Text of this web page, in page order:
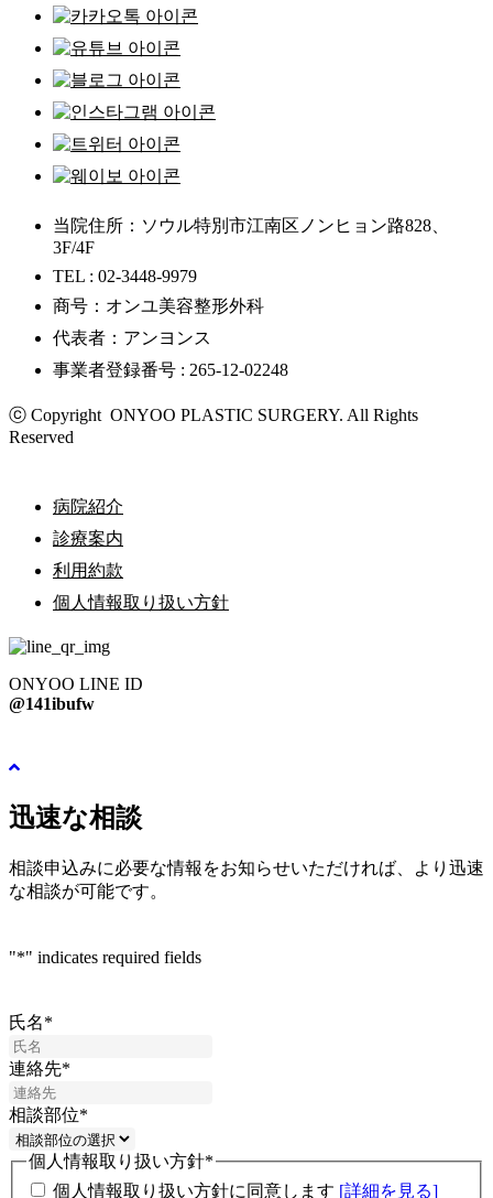
当院住所：ソウル特別市江南区ノンヒョン路828、
3F/4F
TEL : 02-3448-9979
商号：オンユ美容整形外科
代表者：アンヨンス
事業者登録番号 : 265-12-02248
ⓒ Copyright ONYOO PLASTIC SURGERY. All Rights
Reserved
病院紹介
診療案内
利用約款
個人情報取り扱い方針
ONYOO LINE ID
@141ibufw
迅速な相談
相談申込みに必要な情報をお知らせいただければ、より迅速
な相談が可能です。
"*" indicates required fields
氏名*
連絡先*
相談部位*
個人情報取り扱い方針*
個人情報取り扱い方針に同意します [詳細を見る]